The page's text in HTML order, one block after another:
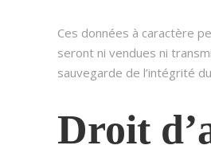
Ces données à caractère
seront ni vendues ni
sauvegarde de l’intégrité
Droit